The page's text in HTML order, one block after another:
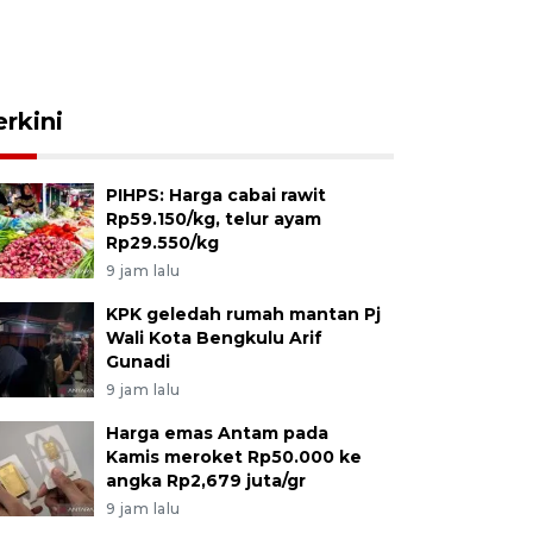
PIHPS: Harga cabai rawit
Rp59.150/kg, telur ayam
Rp29.550/kg
9 jam lalu
KPK geledah rumah mantan Pj
Wali Kota Bengkulu Arif
Gunadi
9 jam lalu
Harga emas Antam pada
Kamis meroket Rp50.000 ke
angka Rp2,679 juta/gr
9 jam lalu